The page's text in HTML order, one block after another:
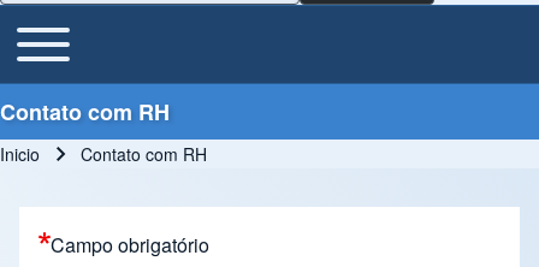
Main Menu
Toggle main menu
Contato com RH
Inicio Contato com RH
Campo obrigatório